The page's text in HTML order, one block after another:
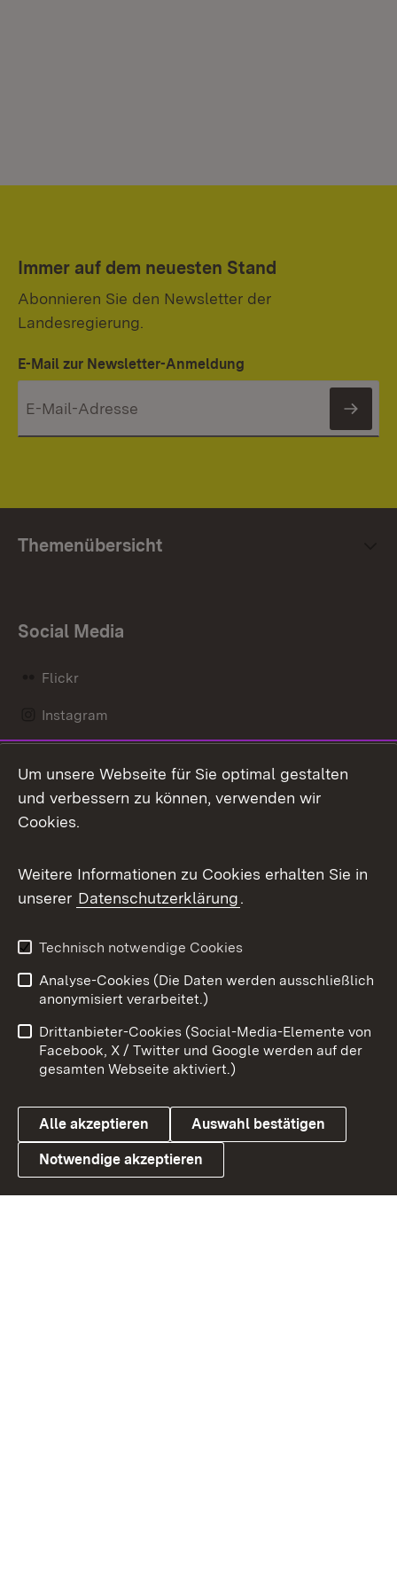
Immer auf dem neuesten Stand
Abonnieren Sie den Newsletter der
Landesregierung.
E-Mail zur Newsletter-Anmeldung
Themenübersicht
Social Media
Flickr
Instagram
Mastodon
Messenger
Social Wall
X / Twitter
Youtube
Link zum Landesportal
Benutzungshinweise
Barrierefreiheit
Datenschutz
Cookies
Um unsere Webseite für Sie optimal gestalten
und verbessern zu können, verwenden wir
Cookies.
Weitere Informationen zu Cookies erhalten Sie in
unserer Datenschutzerklärung.
Technisch notwendige Cookies
Analyse-Cookies (Die Daten werden ausschließlich
anonymisiert verarbeitet.)
Drittanbieter-Cookies (Social-Media-Elemente von
Facebook, X / Twitter und Google werden auf der
gesamten Webseite aktiviert.)
Alle akzeptieren Auswahl bestätigen
Notwendige akzeptieren